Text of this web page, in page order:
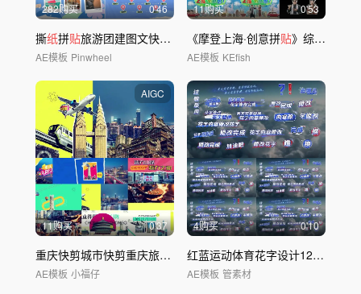
282购买 0'46
撕纸拼贴旅游团建图文快闪模板01
AE模板 Pinwheel
11购买 0'53
《摩登上海·创意拼贴》综艺感城市旅游片头
AE模板 KEfish
AIGC
11购买 0'37
重庆快剪城市快剪重庆旅游漫画分屏
AE模板 小福仔
4购买 0'10
红蓝运动体育花字设计1212文件夹
AE模板 管素材